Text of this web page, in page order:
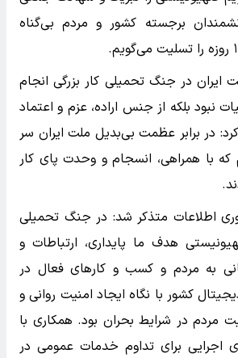
برجسته کشور و مردم بی‌گناه
ایران در جنگ تحمیلی کار بزرگی انجام
نبود بلکه از جنس اراده، عزم و اعتماد
در برابر عظمت بی‌بدیل ملت ایران سر
که با همراهی، انسجام و وحدت پای کار
اطلاعات متذکر شد: در جنگ تحمیلی
هدف ما پایداری، ارتباطات و
به مردم و کسب و کارهای فعال در
کشور با نگاه ایجاد امنیت روانی و
مردم در شرایط بحران بود. همکاری با
اجرایی برای تداوم خدمات عمومی در